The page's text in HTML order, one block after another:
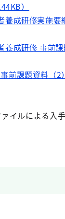
）
養成研修実施要
養成研修 事前
前課題資料（2）
イルによる入